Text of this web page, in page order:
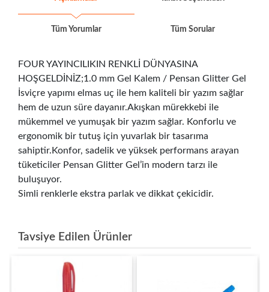
Tüm Yorumlar Tüm Sorular
FOUR YAYINCILIKIN RENKLİ DÜNYASINA
HOŞGELDİNİZ;1.0 mm Gel Kalem / Pensan Glitter Gel
İsviçre yapımı elmas uç ile hem kaliteli bir yazım sağlar
hem de uzun süre dayanır.Akışkan mürekkebi ile
mükemmel ve yumuşak bir yazım sağlar. Konforlu ve
ergonomik bir tutuş için yuvarlak bir tasarıma
sahiptir.Konfor, sadelik ve yüksek performans arayan
tüketiciler Pensan Glitter Gel’in modern tarzı ile
buluşuyor.
Simli renklerle ekstra parlak ve dikkat çekicidir.
Tavsiye Edilen Ürünler